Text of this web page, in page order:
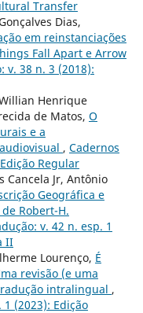
Transfer
Dias,
em reinstanciações
Fall Apart e Arrow
v. 38 n. 3 (2018):
Henrique
de Matos, O
e a
, Cadernos
Regular
Cancela Jr, Antônio
Geográfica e
Robert-H.
v. 42 n. esp. 1
II
Lourenço, É
revisão (e uma
intralingual ,
(2023): Edição